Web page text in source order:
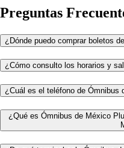
Preguntas
¿Dónde puedo comprar boletos
¿Cómo consulto los horarios y
¿Cuál es el teléfono de Ómnibus
¿Qué es Ómnibus de México